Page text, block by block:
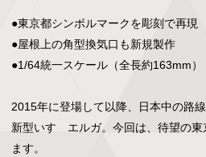
●東京都シンボルマークを彫刻で再現
●屋根上の角型換気口も新規製作
●1/64統一スケール（全長約163mm）
2015年に登場して以降、日本中の路
新型いすゞエルガ。今回は、待望の
ます。